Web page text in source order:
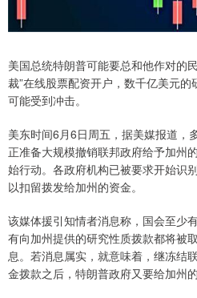
美国总统特朗普可能要总和他作对的
裁”在线股票配资开户，数千亿美元
可能受到冲击。
美东时间6月6日周五，据美媒报道，
正准备大规模撤销联邦政府给予加州
始行动。各政府机构已被要求开始识
以扣留拨发给加州的资金。
该媒体援引知情者消息称，国会至少
有向加州提供的研究性质拨款都将被
息。若消息属实，就意味着，继冻结
金拨款之后，特朗普政府又要给加州